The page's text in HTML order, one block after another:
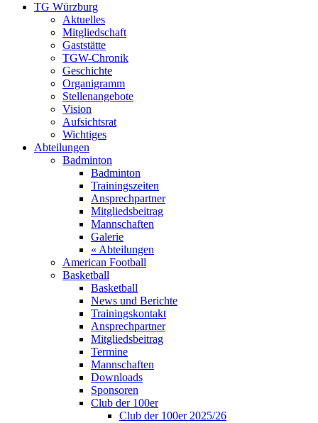
TG Würzburg
Aktuelles
Mitgliedschaft
Gaststätte
TGW-Chronik
Geschichte
Organigramm
Stellenangebote
Vision
Aufsichtsrat
Wichtiges
Abteilungen
Badminton
Badminton
Trainingszeiten
Ansprechpartner
Mitgliedsbeitrag
Mannschaften
Galerie
« Abteilungen
American Football
Basketball
Basketball
News und Berichte
Trainingskontakt
Ansprechpartner
Mitgliedsbeitrag
Termine
Mannschaften
Downloads
Sponsoren
Club der 100er
Club der 100er 2025/26